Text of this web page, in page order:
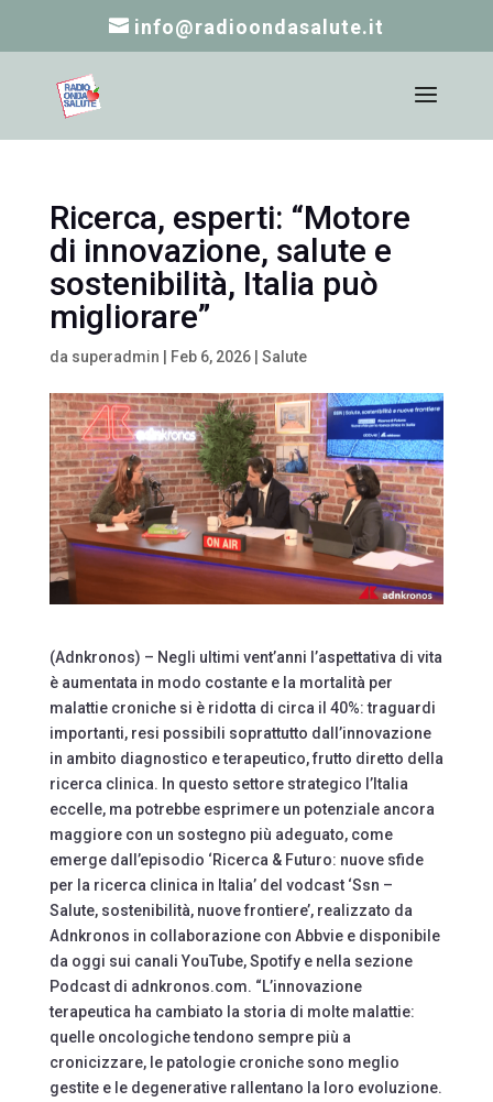
info@radioondasalute.it
Ricerca, esperti: “Motore
di innovazione, salute e
sostenibilità, Italia può
migliorare”
da superadmin Feb 6, 2026| Salute
(Adnkronos) – Negli ultimi vent’anni l’aspettativa di vita
è aumentata in modo costante e la mortalità per
malattie croniche si è ridotta di circa il 40%: traguardi
importanti, resi possibili soprattutto dall’innovazione
in ambito diagnostico e terapeutico, frutto diretto della
ricerca clinica. In questo settore strategico l’Italia
eccelle, ma potrebbe esprimere un potenziale ancora
maggiore con un sostegno più adeguato, come
emerge dall’episodio ‘Ricerca & Futuro: nuove sfide
per la ricerca clinica in Italia’ del vodcast ‘Ssn –
Salute, sostenibilità, nuove frontiere’, realizzato da
Adnkronos in collaborazione con Abbvie e disponibile
da oggi sui canali YouTube, Spotify e nella sezione
Podcast di adnkronos.com. “L’innovazione
terapeutica ha cambiato la storia di molte malattie:
quelle oncologiche tendono sempre più a
cronicizzare, le patologie croniche sono meglio
gestite e le degenerative rallentano la loro evoluzione.